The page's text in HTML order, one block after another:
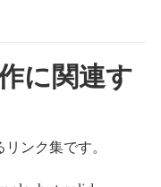
に関連す
ンク集です。